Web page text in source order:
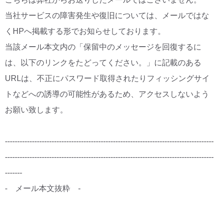
当社サービスの障害発生や復旧については、メールではな
くHPへ掲載する形でお知らせしております。
当該メール本文内の「保留中のメッセージを回復するに
は、以下のリンクをたどってください。」に記載のある
URLは、不正にパスワード取得されたりフィッシングサイ
トなどへの誘導の可能性があるため、アクセスしないよう
お願い致します。
-------------------------------------------------------------------------------------
-------------------------------------------------------------------------------------
-------
- メール本文抜粋 -